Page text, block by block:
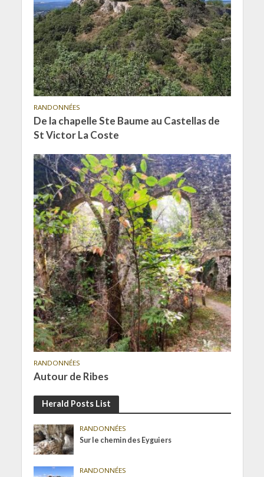
RANDONNÉES
De la chapelle Ste Baume au Castellas de
St Victor La Coste
RANDONNÉES
Autour de Ribes
Herald Posts List
RANDONNÉES
Sur le chemin des Eyguiers
RANDONNÉES